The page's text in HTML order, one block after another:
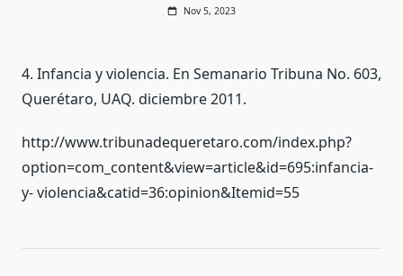
Nov 5, 2023
4. Infancia y violencia. En Semanario Tribuna No. 603,
Querétaro, UAQ. diciembre 2011.
http://www.tribunadequeretaro.com/index.php?
option=com_content&view=article&id=695:infancia-
y- violencia&catid=36:opinion&Itemid=55